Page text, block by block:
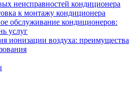
неисправностей кондиционера
к монтажу кондиционера
обслуживание кондиционеров:
услуг
ионизации воздуха: преимущества